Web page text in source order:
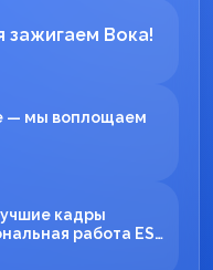
зажигаем Вока!
— мы воплощаем
кадры
работа ESN